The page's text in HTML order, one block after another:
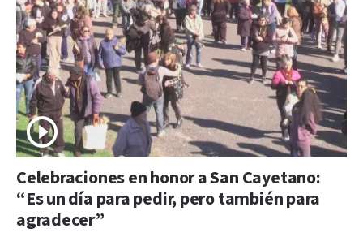
Celebraciones en honor a San Cayetano:
“Es un día para pedir, pero también para
agradecer”